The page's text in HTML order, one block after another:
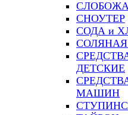
СНОУТЕР
СОДА и
ДЕТСКИЕ
МАШИН